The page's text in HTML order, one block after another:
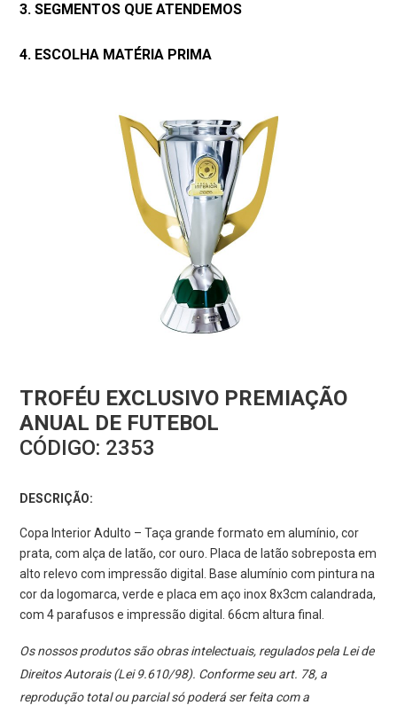
3. SEGMENTOS QUE ATENDEMOS
4. ESCOLHA MATÉRIA PRIMA
TROFÉU EXCLUSIVO PREMIAÇÃO
ANUAL DE FUTEBOL
CÓDIGO: 2353
DESCRIÇÃO:
Copa Interior Adulto – Taça grande formato em alumínio, cor
prata, com alça de latão, cor ouro. Placa de latão sobreposta em
alto relevo com impressão digital. Base alumínio com pintura na
cor da logomarca, verde e placa em aço inox 8x3cm calandrada,
com 4 parafusos e impressão digital. 66cm altura final.
Os nossos produtos são obras intelectuais, regulados pela Lei de
Direitos Autorais (Lei 9.610/98). Conforme seu art. 78, a
reprodução total ou parcial só poderá ser feita com a